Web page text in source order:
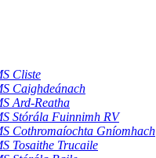
Cliste
Caighdeánach
Ard-Reatha
Stórála Fuinnimh RV
Cothromaíochta Gníomhach
Tosaithe Trucaile